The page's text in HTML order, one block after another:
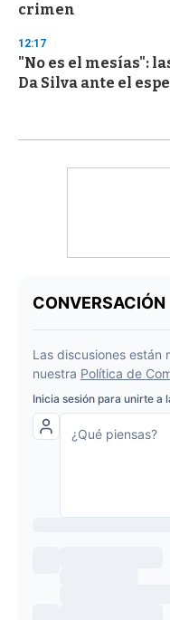
crimen
12:17
"No es el mesías":
Da Silva ante el